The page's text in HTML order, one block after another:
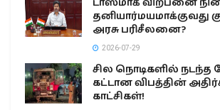
தனியார்மயமாக்குவது
அரசு பரிசீலனை?
2026-07-29
சில நொடிகளில் நடந்த
கட்டான விபத்தின்
காட்சிகள்!